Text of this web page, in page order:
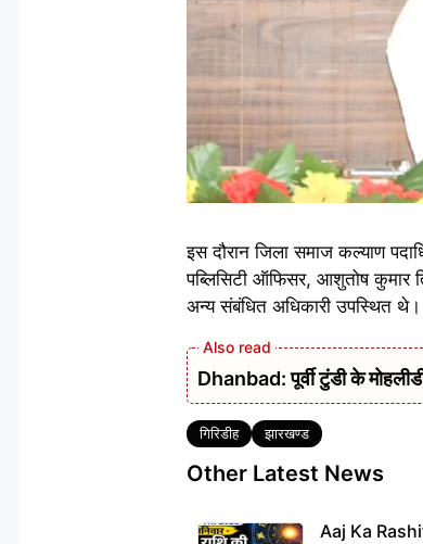
इस दौरान जिला समाज कल्याण
पब्लिसिटी ऑफिसर, आशुतोष कुमार
अन्य संबंधित अधिकारी उपस्थित थे।
Dhanbad: पूर्वी टुंडी के
Tags
गिरिडीह झारखण्ड
Other Latest News
Aaj Ka